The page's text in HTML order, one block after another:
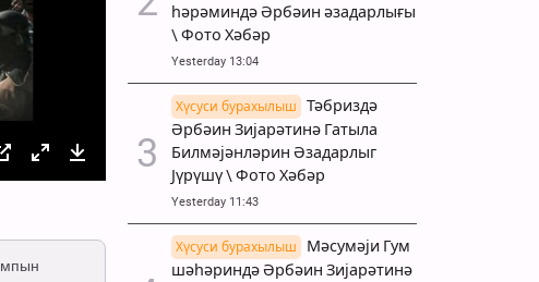
PIP EnterDownload
һәрәминдә Әрбәин әзадарлығы
\ Фото Хәбәр
Yesterday 13:04
Хүсуси бурахылыш
Тәбриздә
Әрбәин Зијарәтинә Гатыла
Билмәјәнләрин Әзадарлыг
Јүрүшү \ Фото Хәбәр
Yesterday 11:43
Хүсуси бурахылыш
Мәсумәји Гум
шәһәриндә Әрбәин Зијарәтинә